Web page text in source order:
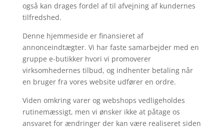
også kan drages fordel af til afvejning af kundernes
tilfredshed.
Denne hjemmeside er finansieret af
annonceindtægter. Vi har faste samarbejder med en
gruppe e-butikker hvori vi promoverer
virksomhedernes tilbud, og indhenter betaling når
en bruger fra vores website udfører en ordre.
Viden omkring varer og webshops vedligeholdes
rutinemæssigt, men vi ønsker ikke at påtage os
ansvaret for ændringer der kan være realiseret siden